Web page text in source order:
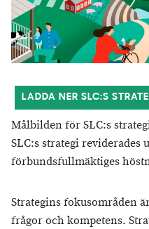
LADDA NER SLC:S
Målbilden för SLC:s
SLC:s strategi reviderades
förbundsfullmäktiges
Strategins fokusområden
frågor och kompetens.